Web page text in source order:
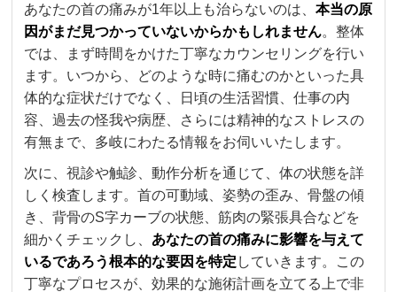
あなたの首の痛みが1年以上も治らないのは、本当の原
因がまだ見つかっていないからかもしれません。整体
では、まず時間をかけた丁寧なカウンセリングを行い
ます。いつから、どのような時に痛むのかといった具
体的な症状だけでなく、日頃の生活習慣、仕事の内
容、過去の怪我や病歴、さらには精神的なストレスの
有無まで、多岐にわたる情報をお伺いいたします。
次に、視診や触診、動作分析を通じて、体の状態を詳
しく検査します。首の可動域、姿勢の歪み、骨盤の傾
き、背骨のS字カーブの状態、筋肉の緊張具合などを
細かくチェックし、 あなたの首の痛みに影響を与えて
いるであろう根本的な要因を特定 していきます。この
丁寧なプロセスが、効果的な施術計画を立てる上で非